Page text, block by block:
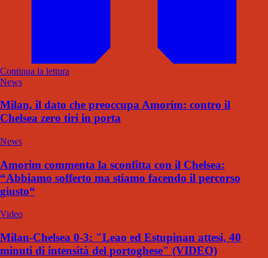
Continua la lettura
News
Milan, il dato che preoccupa Amorim: contro il
Chelsea zero tiri in porta
News
Amorim commenta la sconfitta con il Chelsea:
“Abbiamo sofferto ma stiamo facendo il percorso
giusto“
Video
Milan-Chelsea 0-3: "Leao ed Estupinan attesi, 40
minuti di intensità del portoghese" (VIDEO)